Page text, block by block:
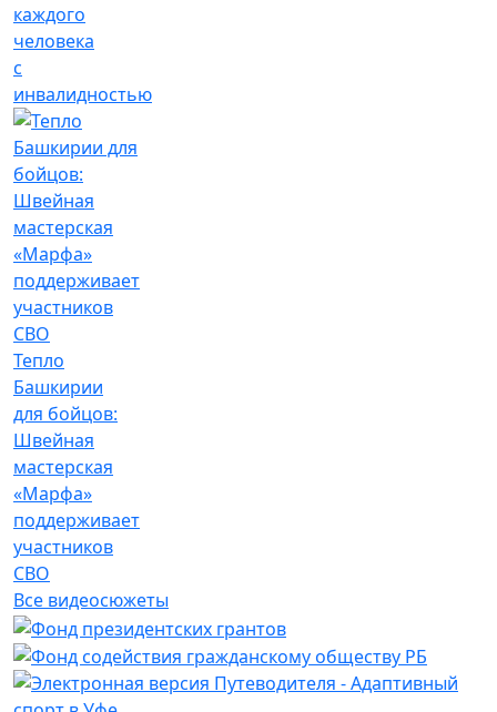
каждого
человека
с
инвалидностью
Тепло
Башкирии
для бойцов:
Швейная
мастерская
«Марфа»
поддерживает
участников
СВО
Все видеосюжеты